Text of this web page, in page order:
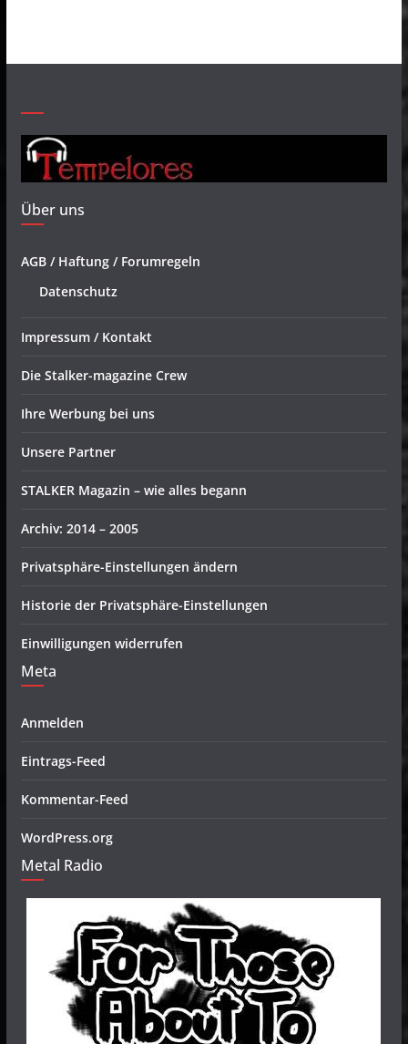
Über uns
AGB / Haftung / Forumregeln
Datenschutz
Impressum / Kontakt
Die Stalker-magazine Crew
Ihre Werbung bei uns
Unsere Partner
STALKER Magazin – wie alles begann
Archiv: 2014 – 2005
Privatsphäre-Einstellungen ändern
Historie der Privatsphäre-Einstellungen
Einwilligungen widerrufen
Meta
Anmelden
Eintrags-Feed
Kommentar-Feed
WordPress.org
Metal Radio